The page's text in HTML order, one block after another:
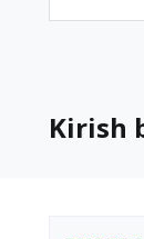
Kirish